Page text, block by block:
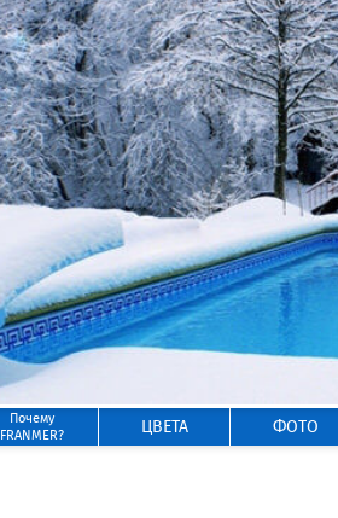
Почему
FRANMER?
ЦВЕТА ФОТО